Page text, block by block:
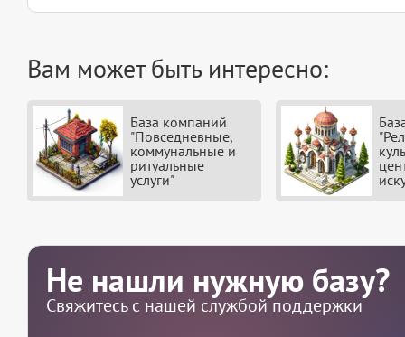
Вам может быть интересно:
База компаний
"Повседневные,
коммунальные и
ритуальные
услуги"
Не нашли нужную базу?
Свяжитесь с нашей службой поддержки